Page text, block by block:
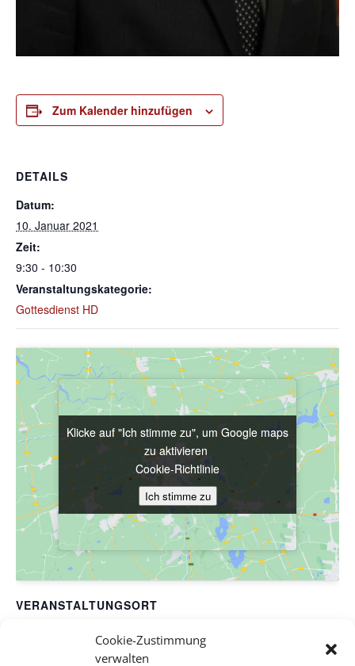
Cookie-Zustimmung
verwalten
Zum Kalender hinzufügen
DETAILS
Datum:
10. Januar 2021
Zeit:
9:30 - 10:30
Veranstaltungskategorie:
Gottesdienst HD
VERANSTALTUNGSORT
Evang. Pfarrgemeinde A.B. Wien-Hetzendorf
Biedermanngasse 11-13
Klicke auf "Ich stimme zu", um Google maps
zu aktivieren
Cookie-Richtlinie
Ich stimme zu
Klicke auf "Ich stimme zu", um Google maps
zu aktivieren
Cookie-Richtlinie
Ich stimme zu